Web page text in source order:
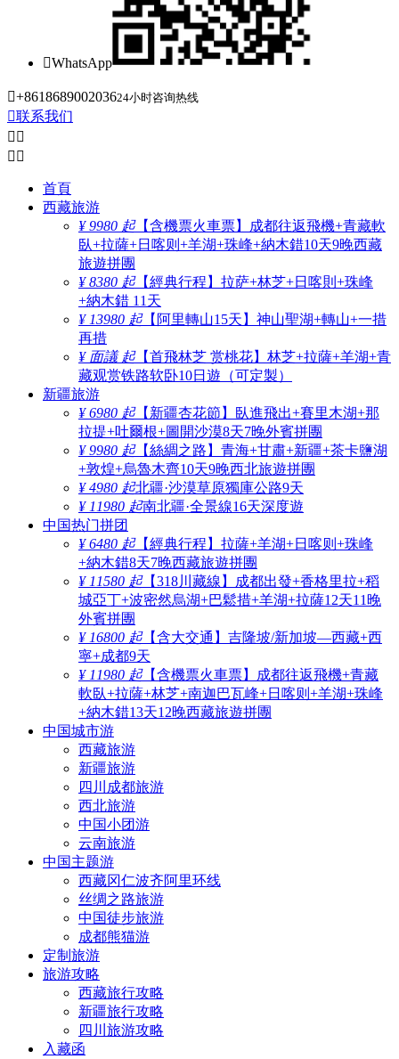
WhatsApp
+861868900203624小时咨询热线
联系我们
 
 
首頁
西藏旅游
¥ 9980 起【含機票火車票】成都往返飛機+青藏軟
臥+拉薩+日喀则+羊湖+珠峰+納木錯10天9晚西藏
旅遊拼團
¥ 8380 起【經典行程】拉萨+林芝+日喀則+珠峰
+納木錯 11天
¥ 13980 起【阿里轉山15天】神山聖湖+轉山+一措
再措
¥ 面議 起【首飛林芝 赏桃花】林芝+拉薩+羊湖+青
藏观赏铁路软卧10日遊（可定製）
新疆旅游
¥ 6980 起【新疆杏花節】臥進飛出+賽里木湖+那
拉提+吐爾根+圖開沙漠8天7晚外賓拼團
¥ 9980 起【絲綢之路】青海+甘肅+新疆+茶卡鹽湖
+敦煌+烏魯木齊10天9晚西北旅遊拼團
¥ 4980 起北疆·沙漠草原獨庫公路9天
¥ 11980 起南北疆·全景線16天深度遊
中国热门拼团
¥ 6480 起【經典行程】拉薩+羊湖+日喀则+珠峰
+納木錯8天7晚西藏旅遊拼團
¥ 11580 起【318川藏線】成都出發+香格里拉+稻
城亞丁+波密然烏湖+巴鬆措+羊湖+拉薩12天11晚
外賓拼團
¥ 16800 起【含大交通】吉隆坡/新加坡—西藏+西
寧+成都9天
¥ 11980 起【含機票火車票】成都往返飛機+青藏
軟臥+拉薩+林芝+南迦巴瓦峰+日喀则+羊湖+珠峰
+納木錯13天12晚西藏旅遊拼團
中国城市游
西藏旅游
新疆旅游
四川成都旅游
西北旅游
中国小团游
云南旅游
中国主题游
西藏冈仁波齐阿里环线
丝绸之路旅游
中国徒步旅游
成都熊猫游
定制旅游
旅游攻略
西藏旅行攻略
新疆旅行攻略
四川旅游攻略
入藏函